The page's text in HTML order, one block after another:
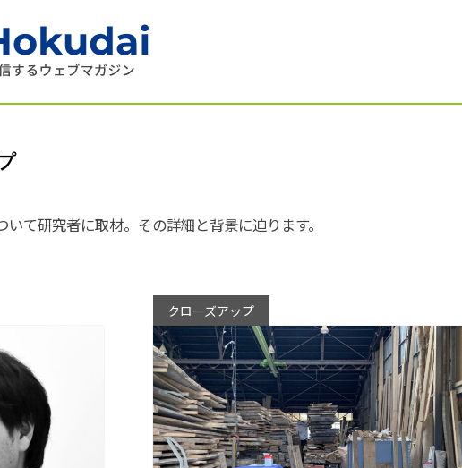
て研究者に取材。その詳細と背景に迫ります。
クローズアップ